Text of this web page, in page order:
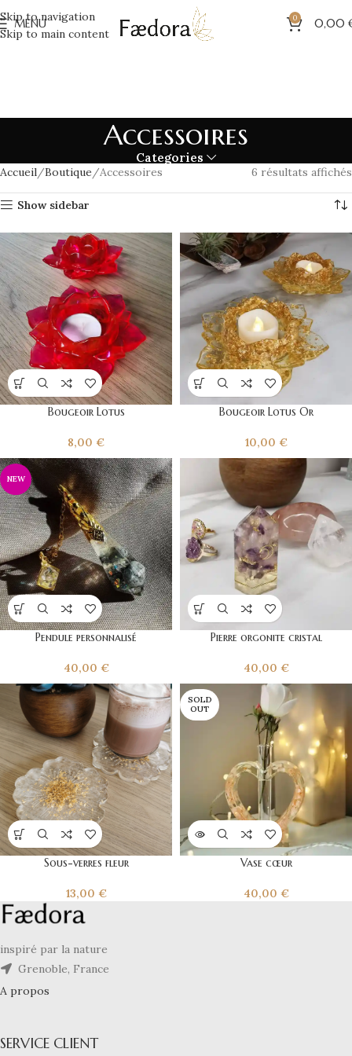
Skip to navigation
Skip to main content
MENU 0 0,00
Accessoires
Categories
Accueil Boutique Accessoires 6 résultats affichés
Show sidebar
Bougeoir Lotus
8,00 €
Bougeoir Lotus Or
10,00 €
NEW
Pendule personnalisé
40,00 €
Pierre orgonite cristal
40,00 €
Sous-verres fleur
13,00 €
SOLD
OUT
Vase cœur
40,00 €
inspiré par la nature
Grenoble, France
A propos
SERVICE CLIENT